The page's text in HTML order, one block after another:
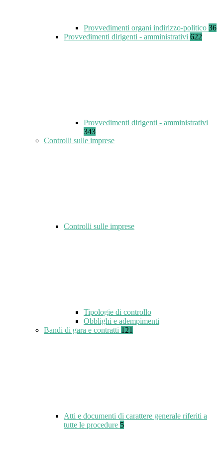
Provvedimenti organi indirizzo-politico 36
Provvedimenti dirigenti - amministrativi 622
Provvedimenti dirigenti - amministrativi
343
Controlli sulle imprese
Controlli sulle imprese
Tipologie di controllo
Obblighi e adempimenti
Bandi di gara e contratti 121
Atti e documenti di carattere generale riferiti a
tutte le procedure 5